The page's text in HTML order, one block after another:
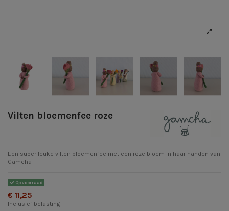
Vilten bloemenfee roze
Een super leuke vilten bloemenfee met een roze bloem in haar handen van
Gamcha
Op voorraad
€ 11,25
Inclusief belasting